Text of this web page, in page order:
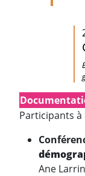
Participants à
Ane